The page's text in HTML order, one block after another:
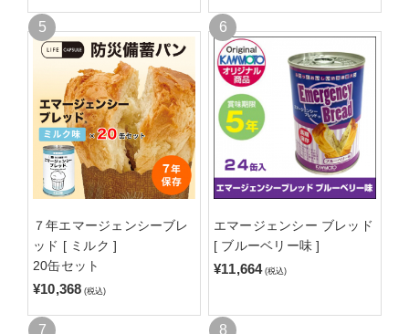
７年エマージェンシーブレ
ッド [ ミルク ]
20缶セット
¥10,368 (税込)
エマージェンシー ブレッド
[ ブルーベリー味 ]
¥11,664 (税込)